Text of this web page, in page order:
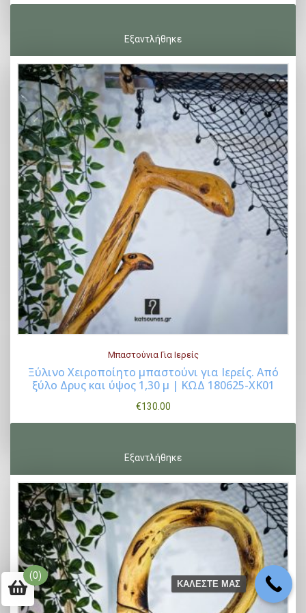
Μπαστούνια Για Ιερείς
Ξύλινο Χειροποίητο μπαστούνι για Ιερείς. Από
ξύλο Δρυς και ύψος 1,30 μ | ΚΩΔ 180625-ΧΚ01
€130.00
(0)
ΚΑΛΕΣΤΕ ΜΑΣ